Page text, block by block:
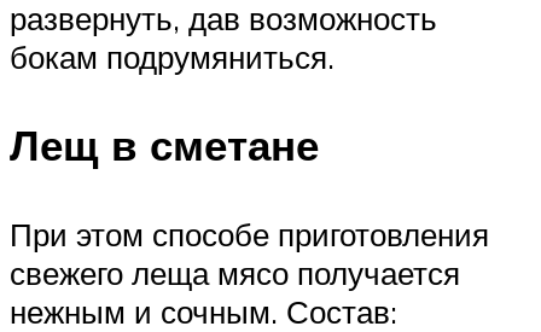
развернуть, дав возможность
бокам подрумяниться.
Лещ в сметане
При этом способе приготовления
свежего леща мясо получается
нежным и сочным. Состав: